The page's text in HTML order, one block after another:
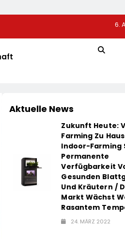
TÜV SÜD: So Finden 6.
Aktuelle News
Zukunft Heute:
Farming Zu
Indoor-Farming
Permanente
Verfügbarkeit
Gesunden
Und Kräutern /
Markt Wächst
Rasantem
24. MÄRZ 2022